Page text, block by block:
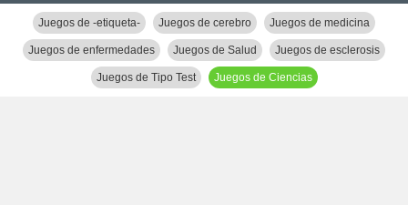
Juegos de -etiqueta- Juegos de cerebro Juegos de medicina
Juegos de enfermedades Juegos de Salud Juegos de esclerosis
Juegos de Tipo Test Juegos de Ciencias